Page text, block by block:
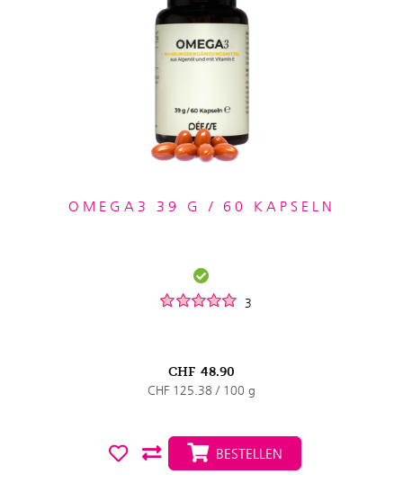
OMEGA3 39 G / 60 KAPSELN
3
CHF 48.90
CHF 125.38 / 100 g
BESTELLEN